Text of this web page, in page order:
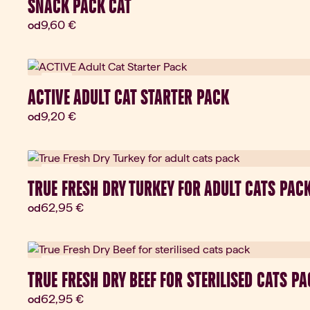
SNACK PACK CAT
odAktuálna cena:
9,60 €
ACTIVE ADULT CAT STARTER PACK
odAktuálna cena:
9,20 €
TRUE FRESH DRY TURKEY FOR ADULT CATS
odAktuálna cena:
62,95 €
TRUE FRESH DRY BEEF FOR STERILISED CATS
odAktuálna cena:
62,95 €